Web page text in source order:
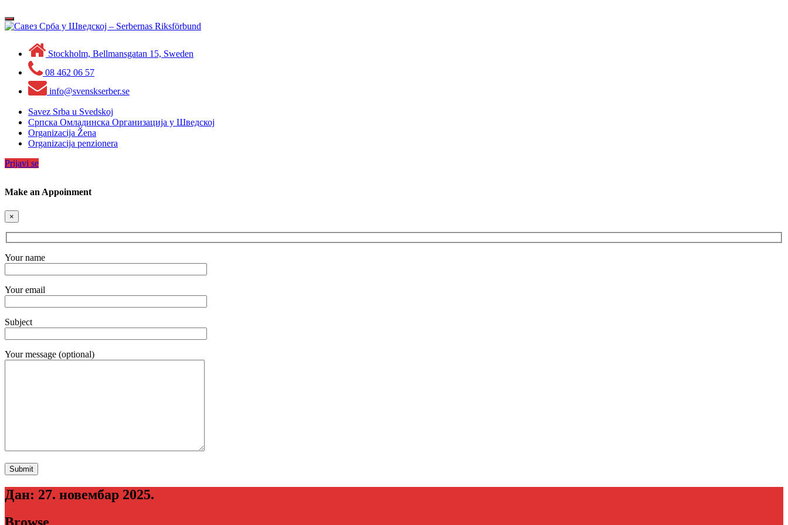
to
content
Toggle
navigation
Stockholm, Bellmansgatan 15, Sweden
08 462 06 57
info@svenskserber.se
Savez Srba u Svedskoj
Српска Омладинска Организација у Шведској
Organizacija Žena
Organizacija penzionera
Prijavi se
Make an Appoinment
×
Your name
Your email
Subject
Your message (optional)
Дан: 27. новембар 2025.